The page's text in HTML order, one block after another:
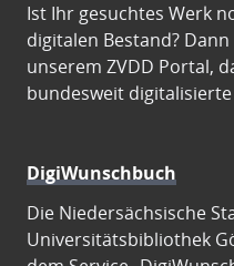
Ist Ihr gesuchtes Werk
digitalen Bestand?
unserem ZVDD Portal,
bundesweit
DigiWunschbuch
Die Niedersächsische
Universitätsbibliothek